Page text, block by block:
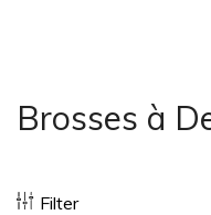
Brosses à
Filter